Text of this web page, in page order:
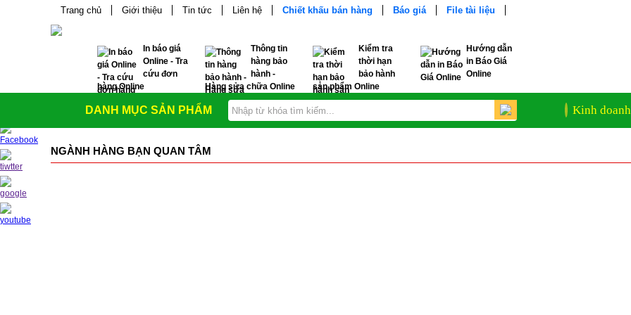
Trang chủ Giới thiệu Tin tức Liên hệ Chiết khấu bán hàng Báo giá File tài liệu
In báo giá
Online - Tra
cứu đơn
hàng Online
Thông tin
hàng bảo
hành -
Hàng sửa chữa Online
Kiểm tra
thời hạn
bảo hành
sản phẩm Online
Hướng dẫn
in Báo Giá
Online
DANH MỤC SẢN PHẨM Kinh doanh
NGÀNH HÀNG BẠN QUAN TÂM